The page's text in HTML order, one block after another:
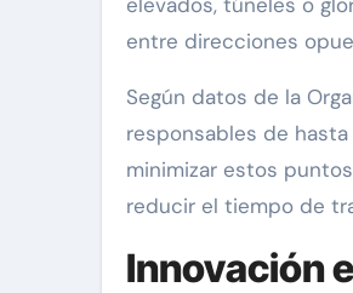
entre direcciones
Según datos de la
responsables de
minimizar estos
reducir el tiempo de
Innovación